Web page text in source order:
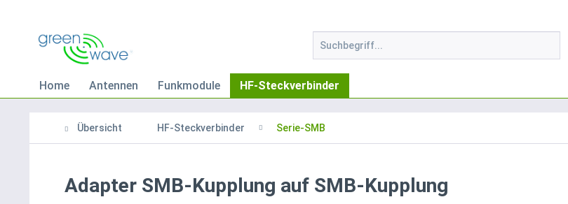
Home Antennen Funkmodule HF-Steckverbinder
Übersicht HF-Steckverbinder Serie-SMB
Adapter SMB-Kupplung auf SMB-Kupplung